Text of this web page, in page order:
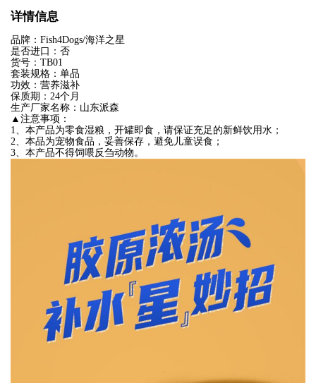
详情信息
品牌：Fish4Dogs/海洋之星
是否进口：否
货号：TB01
套装规格：单品
功效：营养滋补
保质期：24个月
生产厂家名称：山东派森
▲注意事项：
1、本产品为零食湿粮，开罐即食，请保证充足的新鲜饮用水；
2、本品为宠物食品，妥善保存，避免儿童误食；
3、本产品不得饲喂反刍动物。